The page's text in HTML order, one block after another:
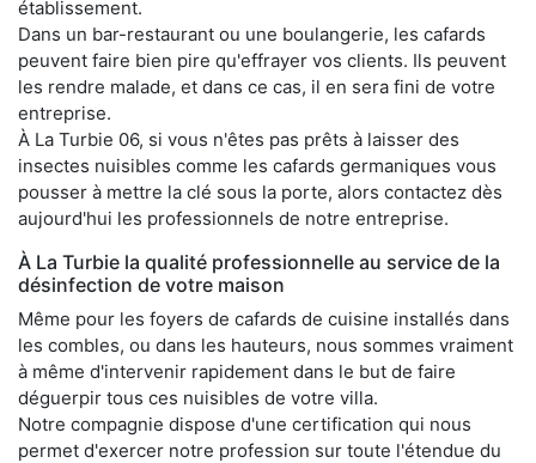
établissement.
Dans un bar-restaurant ou une boulangerie, les cafards
peuvent faire bien pire qu'effrayer vos clients. Ils peuvent
les rendre malade, et dans ce cas, il en sera fini de votre
entreprise.
À La Turbie 06, si vous n'êtes pas prêts à laisser des
insectes nuisibles comme les cafards germaniques vous
pousser à mettre la clé sous la porte, alors contactez dès
aujourd'hui les professionnels de notre entreprise.
À La Turbie la qualité professionnelle au service de la
désinfection de votre maison
Même pour les foyers de cafards de cuisine installés dans
les combles, ou dans les hauteurs, nous sommes vraiment
à même d'intervenir rapidement dans le but de faire
déguerpir tous ces nuisibles de votre villa.
Notre compagnie dispose d'une certification qui nous
permet d'exercer notre profession sur toute l'étendue du